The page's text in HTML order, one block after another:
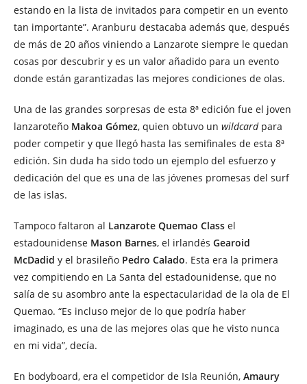
estando en la lista de invitados para competir en un evento
tan importante”. Aranburu destacaba además que, después
de más de 20 años viniendo a Lanzarote siempre le quedan
cosas por descubrir y es un valor añadido para un evento
donde están garantizadas las mejores condiciones de olas.
Una de las grandes sorpresas de esta 8ª edición fue el joven
lanzaroteño Makoa Gómez, quien obtuvo un wildcardpara
poder competir y que llegó hasta las semifinales de esta 8ª
edición. Sin duda ha sido todo un ejemplo del esfuerzo y
dedicación del que es una de las jóvenes promesas del surf
de las islas.
Tampoco faltaron al Lanzarote Quemao Class el
estadounidense Mason Barnes, el irlandés Gearoid
McDadid y el brasileño Pedro Calado. Esta era la primera
vez compitiendo en La Santa del estadounidense, que no
salía de su asombro ante la espectacularidad de la ola de El
Quemao. “Es incluso mejor de lo que podría haber
imaginado, es una de las mejores olas que he visto nunca
en mi vida”, decía.
En bodyboard, era el competidor de Isla Reunión, Amaury